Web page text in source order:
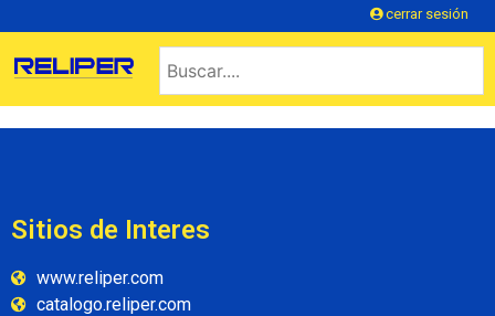
cerrar sesión
Sitios de Interes
www.reliper.com
catalogo.reliper.com